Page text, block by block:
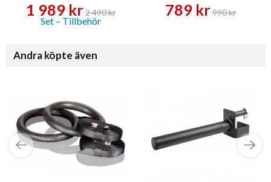
1 989 kr2 490 kr 789 kr990 kr
Andra köpte även